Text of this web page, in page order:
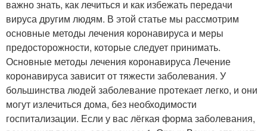
важно знать, как лечиться и как избежать передачи
вируса другим людям. В этой статье мы рассмотрим
основные методы лечения коронавируса и меры
предосторожности, которые следует принимать.
Основные методы лечения коронавируса Лечение
коронавируса зависит от тяжести заболевания. У
большинства людей заболевание протекает легко, и они
могут излечиться дома, без необходимости
госпитализации. Если у вас лёгкая форма заболевания,